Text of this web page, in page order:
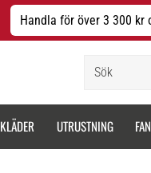
Handla för över 3 300
KLÄDER UTRUSTNING